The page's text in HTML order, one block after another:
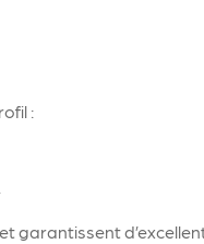
:
garantissent